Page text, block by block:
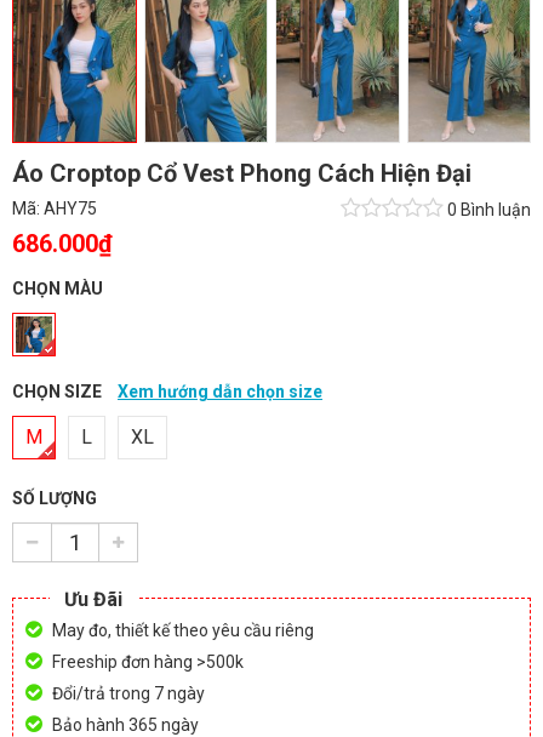
Áo Croptop Cổ Vest Phong Cách Hiện Đại
Mã: AHY75 0 Bình luận
686.000₫
CHỌN MÀU
CHỌN SIZE Xem hướng dẫn chọn size
M L XL
SỐ LƯỢNG
Ưu Đãi
May đo, thiết kế theo yêu cầu riêng
Freeship đơn hàng >500k
Đổi/trả trong 7 ngày
Bảo hành 365 ngày